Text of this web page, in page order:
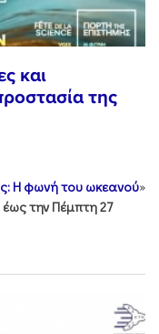
και
της
Η φωνή του ωκεανού»
την Πέμπτη 27